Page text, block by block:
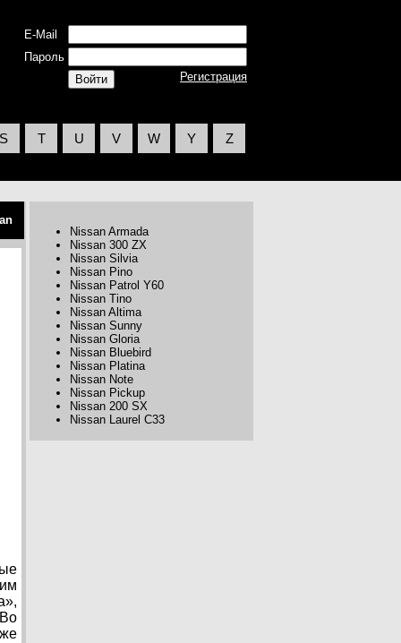
E-Mail
Пароль
Регистрация
S T U V W Y Z
Nissan Armada
Nissan 300 ZX
Nissan Silvia
Nissan Pino
Nissan Patrol Y60
Nissan Tino
Nissan Altima
Nissan Sunny
Nissan Gloria
Nissan Bluebird
Nissan Platina
Nissan Note
Nissan Pickup
Nissan 200 SX
Nissan Laurel C33